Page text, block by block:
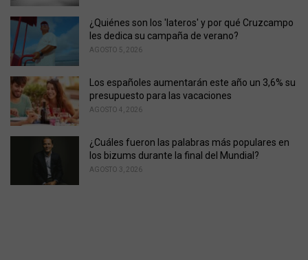
¿Quiénes son los 'lateros' y por qué Cruzcampo
les dedica su campaña de verano?
AGOSTO 5, 2026
Los españoles aumentarán este año un 3,6% su
presupuesto para las vacaciones
AGOSTO 4, 2026
¿Cuáles fueron las palabras más populares en
los bizums durante la final del Mundial?
AGOSTO 3, 2026